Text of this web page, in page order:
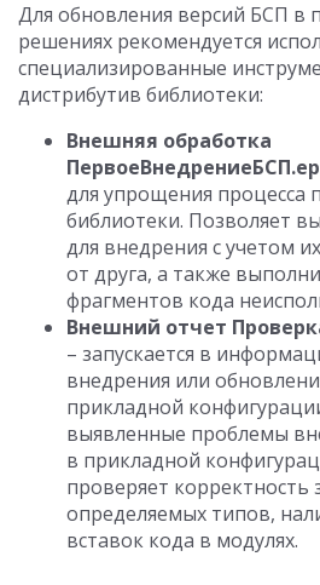
Для обновления версий БСП в
решениях рекомендуется
специализированные
дистрибутив библиотеки:
Внешняя обработка
для упрощения процесса
библиотеки. Позволяет
для внедрения с учетом
от друга, а также
фрагментов кода
Внешний отчет
– запускается в
внедрения или
прикладной
выявленные проблемы
в прикладной
проверяет корректность
определяемых типов,
вставок кода в модулях.